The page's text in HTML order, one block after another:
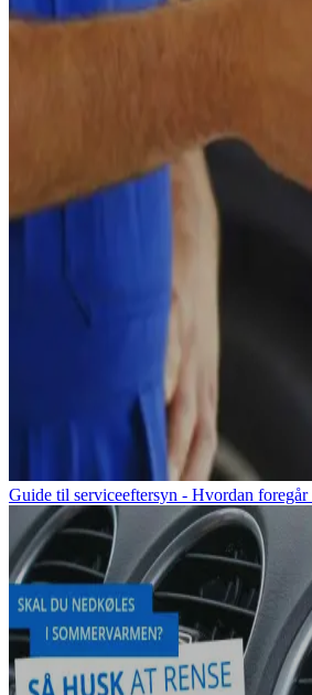
Guide til serviceeftersyn - Hvordan foregår